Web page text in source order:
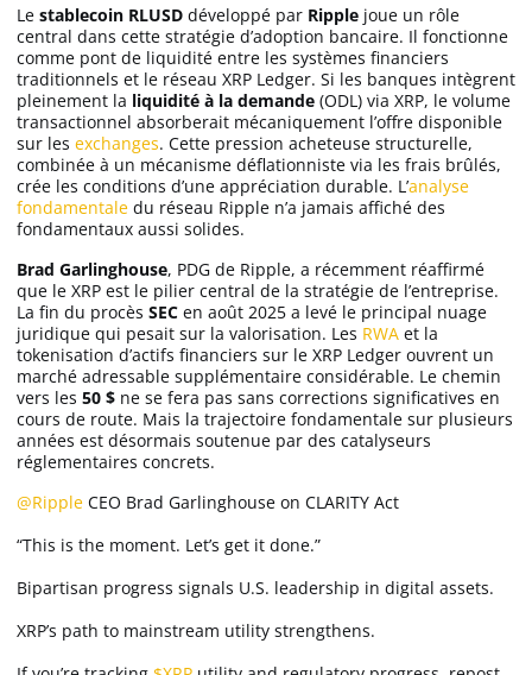
Le stablecoin RLUSD développé par Ripple joue un rôle
central dans cette stratégie d’adoption bancaire. Il fonctionne
comme pont de liquidité entre les systèmes financiers
traditionnels et le réseau XRP Ledger. Si les banques intègrent
pleinement la liquidité à la demande (ODL) via XRP, le volume
transactionnel absorberait mécaniquement l’offre disponible
sur les exchanges. Cette pression acheteuse structurelle,
combinée à un mécanisme déflationniste via les frais brûlés,
crée les conditions d’une appréciation durable. L’analyse
fondamentale du réseau Ripple n’a jamais affiché des
fondamentaux aussi solides.
Brad Garlinghouse, PDG de Ripple, a récemment réaffirmé
que le XRP est le pilier central de la stratégie de l’entreprise.
La fin du procès SEC en août 2025 a levé le principal nuage
juridique qui pesait sur la valorisation. Les RWA et la
tokenisation d’actifs financiers sur le XRP Ledger ouvrent un
marché adressable supplémentaire considérable. Le chemin
vers les 50 $ ne se fera pas sans corrections significatives en
cours de route. Mais la trajectoire fondamentale sur plusieurs
années est désormais soutenue par des catalyseurs
réglementaires concrets.
@Ripple CEO Brad Garlinghouse on CLARITY Act
“This is the moment. Let’s get it done.”
Bipartisan progress signals U.S. leadership in digital assets.
XRP’s path to mainstream utility strengthens.